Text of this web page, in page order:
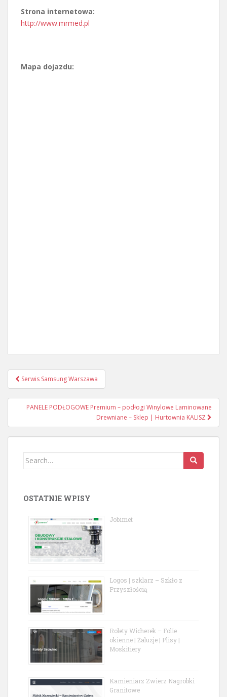
Strona internetowa:
http://www.mrmed.pl
Mapa dojazdu:
Post
navigation
Serwis Samsung Warszawa
PANELE PODŁOGOWE Premium – podłogi Winylowe Laminowane
Drewniane – Sklep | Hurtownia KALISZ
Search
OSTATNIE WPISY
Jobimet
Logos | szklarz – Szkło z
Przyszłością
Rolety Wicherek – Folie
okienne | Żaluzje | Plisy |
Moskitiery
Kamieniarz Zwierz Nagrobki
Granitowe